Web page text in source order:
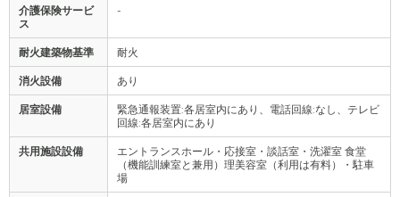
介護保険サービ
ス
-
耐火建築物基準 耐火
消火設備 あり
居室設備
緊急通報装置:各居室内にあり、電話回線:なし、テレビ
回線:各居室内にあり
共用施設設備
エントランスホール・応接室・談話室・洗濯室 食堂
（機能訓練室と兼用）理美容室（利用は有料）・駐車
場